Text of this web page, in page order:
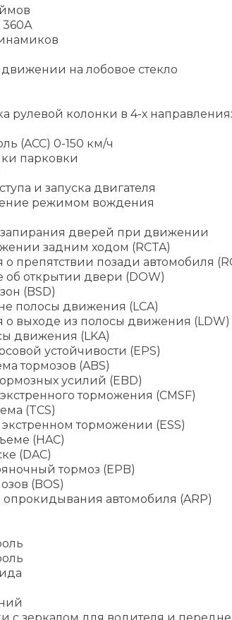
360А
на лобовое стекло
рулевой колонки в 4-х
(ACC) 0-150 км/ч
парковки
и запуска двигателя
режимом вождения
запирания дверей при движении
задним ходом (RCTA)
препятствии позади автомобиля
открытии двери (DOW)
(BSD)
полосы движения (LCA)
выходе из полосы движения (LDW)
движения (LKA)
устойчивости (EPS)
тормозов (ABS)
усилий (EBD)
торможения (CMSF)
(TCS)
торможении (ESS)
(HAC)
(DAC)
тормоз (EPB)
(BOS)
автомобиля (ARP)